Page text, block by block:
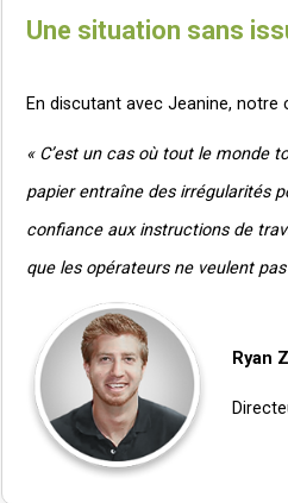
Une situation sans
En discutant avec Jeanine,
« C’est un cas où tout le monde
papier entraîne des irrégularités
confiance aux instructions de
que les opérateurs ne veulent
Ryan